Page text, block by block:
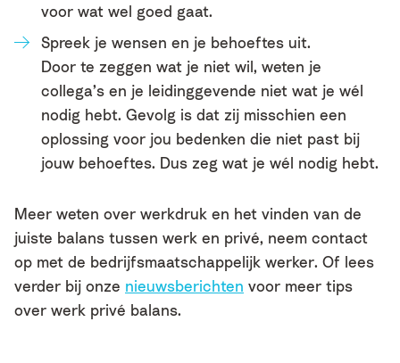
voor wat wel goed gaat.
Spreek je wensen en je behoeftes uit.
Door te zeggen wat je niet wil, weten je
collega’s en je leidinggevende niet wat je wél
nodig hebt. Gevolg is dat zij misschien een
oplossing voor jou bedenken die niet past bij
jouw behoeftes. Dus zeg wat je wél nodig hebt.
Meer weten over werkdruk en het vinden van de
juiste balans tussen werk en privé, neem contact
op met de bedrijfsmaatschappelijk werker. Of lees
verder bij onze nieuwsberichten voor meer tips
over werk privé balans.